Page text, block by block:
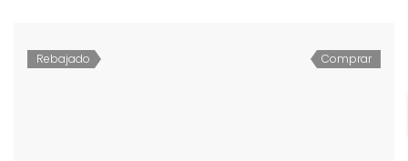
Rebajado Comprar